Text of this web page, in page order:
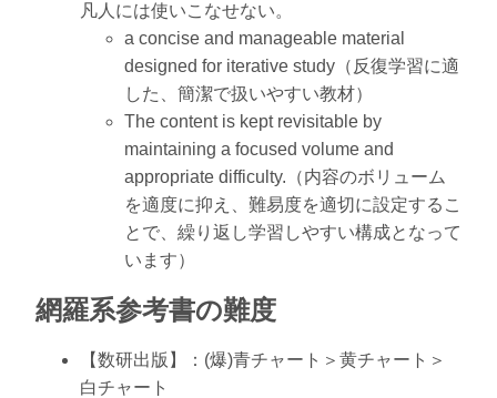
凡人には使いこなせない。
a concise and manageable material
designed for iterative study（反復学習に適
した、簡潔で扱いやすい教材）
The content is kept revisitable by
maintaining a focused volume and
appropriate difficulty.（内容のボリューム
を適度に抑え、難易度を適切に設定するこ
とで、繰り返し学習しやすい構成となって
います）
網羅系参考書の難度
【数研出版】：(爆)青チャート＞黄チャート＞
白チャート